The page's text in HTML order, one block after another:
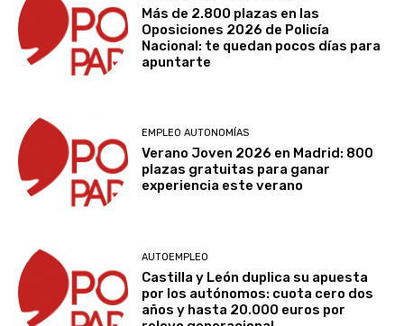
Más de 2.800 plazas en las
Oposiciones 2026 de Policía
Nacional: te quedan pocos días para
apuntarte
EMPLEO AUTONOMÍAS
Verano Joven 2026 en Madrid: 800
plazas gratuitas para ganar
experiencia este verano
AUTOEMPLEO
Castilla y León duplica su apuesta
por los autónomos: cuota cero dos
años y hasta 20.000 euros por